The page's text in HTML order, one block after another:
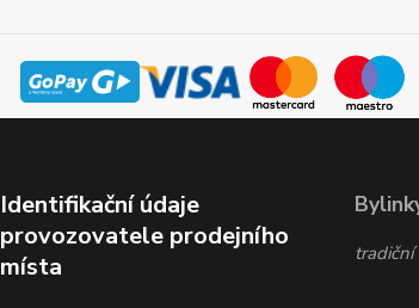
Identifikační údaje
provozovatele prodejního
místa